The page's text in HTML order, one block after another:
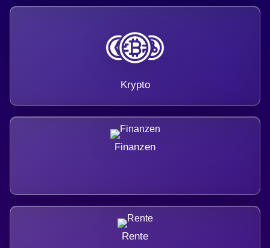
Krypto
Finanzen
Rente